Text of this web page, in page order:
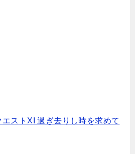
エストXI 過ぎ去りし時を求めて